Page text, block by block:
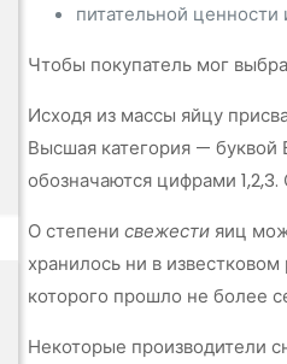
питательной ценности
Чтобы покупатель мог
Исходя из массы яйцу
Высшая категория —
обозначаются цифрами
О степени свежести яиц
хранилось ни в
которого прошло не более
Некоторые производители